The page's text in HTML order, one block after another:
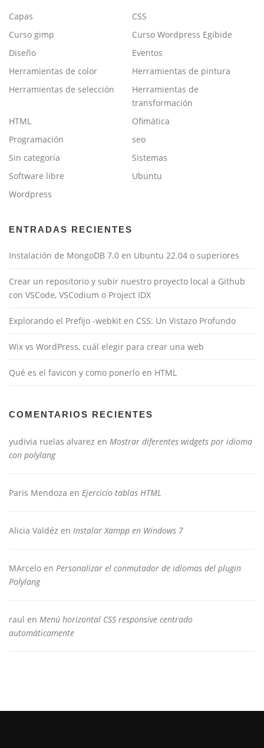
Capas
CSS
Curso gimp
Curso Wordpress Egibide
Diseño
Eventos
Herramientas de color
Herramientas de pintura
Herramientas de selección
Herramientas de
transformación
HTML
Ofimática
Programación
seo
Sin categoría
Sistemas
Software libre
Ubuntu
Wordpress
ENTRADAS RECIENTES
Instalación de MongoDB 7.0 en Ubuntu 22.04 o superiores
Crear un repositorio y subir nuestro proyecto local a Github
con VSCode, VSCodium o Project IDX
Explorando el Prefijo -webkit en CSS: Un Vistazo Profundo
Wix vs WordPress, cuál elegir para crear una web
Qué es el favicon y como ponerlo en HTML
COMENTARIOS RECIENTES
yudivia ruelas alvarez en Mostrar diferentes widgets por idioma
con polylang
Paris Mendoza en Ejercicio tablas HTML
Alicia Valdéz en Instalar Xampp en Windows 7
MArcelo en Personalizar el conmutador de idiomas del plugin
Polylang
raul en Menú horizontal CSS responsive centrado
automáticamente